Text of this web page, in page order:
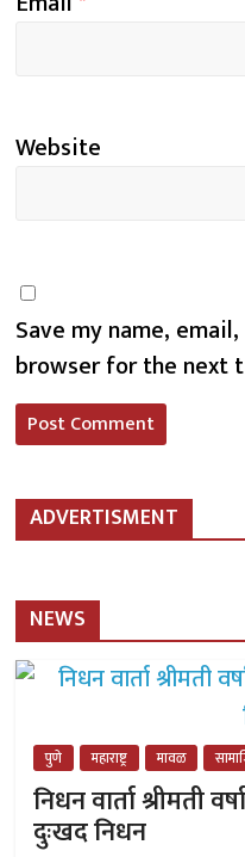
Website
Save my name,
browser for the next
ADVERTISMENT
NEWS
पुणे महाराष्ट्र मावळ
निधन वार्ता श्रीमती
दुःखद निधन